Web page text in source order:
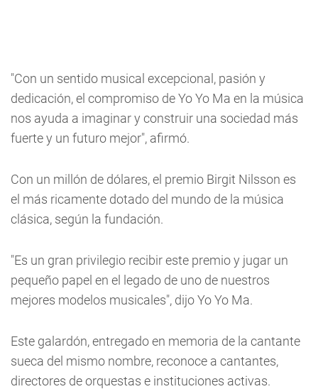
"Con un sentido musical excepcional, pasión y
dedicación, el compromiso de Yo Yo Ma en la música
nos ayuda a imaginar y construir una sociedad más
fuerte y un futuro mejor", afirmó.
Con un millón de dólares, el premio Birgit Nilsson es
el más ricamente dotado del mundo de la música
clásica, según la fundación.
"Es un gran privilegio recibir este premio y jugar un
pequeño papel en el legado de uno de nuestros
mejores modelos musicales", dijo Yo Yo Ma.
Este galardón, entregado en memoria de la cantante
sueca del mismo nombre, reconoce a cantantes,
directores de orquestas e instituciones activas.